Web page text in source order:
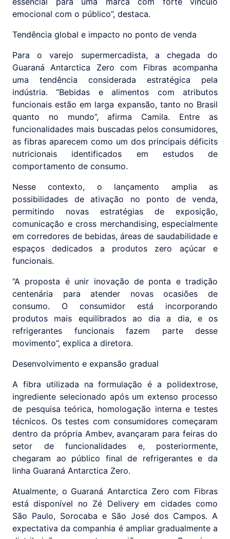
emocional com o público”, destaca.
Tendência global e impacto no ponto de venda
Para o varejo supermercadista, a chegada do
Guaraná Antarctica Zero com Fibras acompanha
uma tendência considerada estratégica pela
indústria. “Bebidas e alimentos com atributos
funcionais estão em larga expansão, tanto no Brasil
quanto no mundo”, afirma Camila. Entre as
funcionalidades mais buscadas pelos consumidores,
as fibras aparecem como um dos principais déficits
nutricionais identificados em estudos de
comportamento de consumo.
Nesse contexto, o lançamento amplia as
possibilidades de ativação no ponto de venda,
permitindo novas estratégias de exposição,
comunicação e cross merchandising, especialmente
em corredores de bebidas, áreas de saudabilidade e
espaços dedicados a produtos zero açúcar e
funcionais.
“A proposta é unir inovação de ponta e tradição
centenária para atender novas ocasiões de
consumo. O consumidor está incorporando
produtos mais equilibrados ao dia a dia, e os
refrigerantes funcionais fazem parte desse
movimento”, explica a diretora.
Desenvolvimento e expansão gradual
A fibra utilizada na formulação é a polidextrose,
ingrediente selecionado após um extenso processo
de pesquisa teórica, homologação interna e testes
técnicos. Os testes com consumidores começaram
dentro da própria Ambev, avançaram para feiras do
setor de funcionalidades e, posteriormente,
chegaram ao público final de refrigerantes e da
linha Guaraná Antarctica Zero.
Atualmente, o Guaraná Antarctica Zero com Fibras
está disponível no Zé Delivery em cidades como
São Paulo, Sorocaba e São José dos Campos. A
expectativa da companhia é ampliar gradualmente a